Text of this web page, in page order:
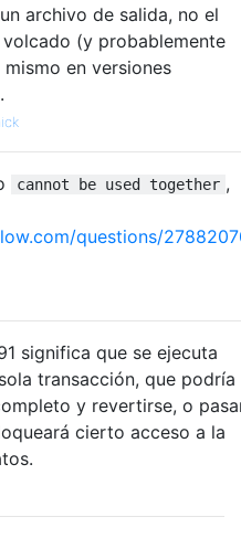
archivo de salida, no el
(y probablemente
en versiones
cannot be used together ,
questions/
significa que se ejecuta
transacción, que podría
y revertirse, o
cierto acceso a la